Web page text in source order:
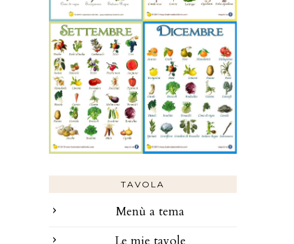
TAVOLA
Menù a tema